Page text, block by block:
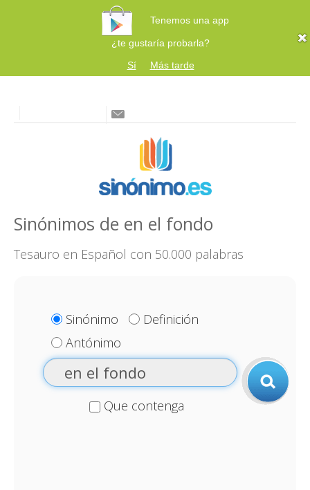
Tenemos una app
¿te gustaría probarla?
Sí
Más tarde
Sinónimos de en el fondo
Tesauro en Español con 50.000 palabras
Sinónimo
Definición
Antónimo
Que contenga